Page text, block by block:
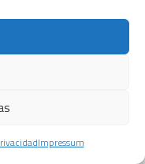
Impressum